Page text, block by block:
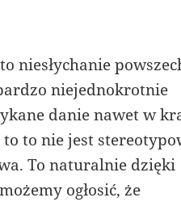
niesłychanie
niejednokrotnie
danie nawet w
to nie jest
To naturalnie dzięki
ogłosić, że